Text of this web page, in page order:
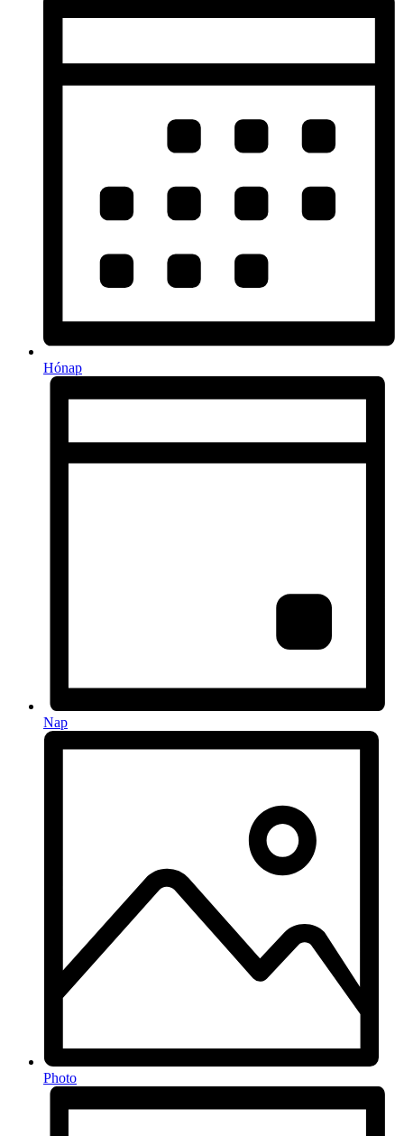
Hónap
Nap
Photo